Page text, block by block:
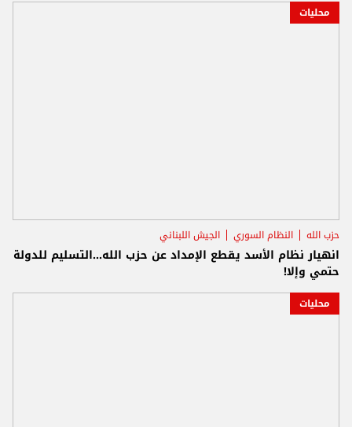
محليات
حزب الله النظام السوري الجيش اللبناني
انهيار نظام الأسد يقطع الإمداد عن حزب الله...التسليم للدولة
حتمي وإلا!
محليات